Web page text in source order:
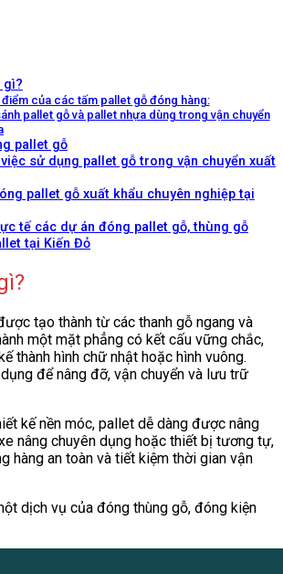
gì?
của các tấm pallet gỗ đóng hàng:
pallet gỗ và pallet nhựa dùng trong vận chuyển
pallet gỗ
sử dụng pallet gỗ trong vận chuyển xuất
pallet gỗ xuất khẩu chuyên nghiệp tại
tế các dự án đóng pallet gỗ, thùng gỗ
tại Kiến Đỏ
tạo thành từ các thanh gỗ ngang và
một mặt phẳng có kết cấu vững chắc,
thành hình chữ nhật hoặc hình vuông.
để nâng đỡ, vận chuyển và lưu trữ
kế nền móc, pallet dễ dàng được nâng
nâng chuyên dụng hoặc thiết bị tương tự,
hàng an toàn và tiết kiệm thời gian vận
dịch vụ của đóng thùng gỗ, đóng kiện